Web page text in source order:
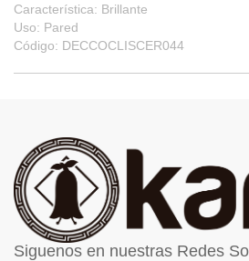
Característica: Brillante
Uso: Pared
Código: DECCOCLISCER044
Siguenos en nuestras Redes